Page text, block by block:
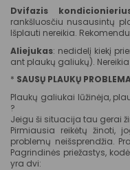
Dvifazis
rankšluosčiu nusausintų
Išplauti nereikia.
Aliejukas: nedidelį kiekį
ant plaukų galiukų).
* SAUSŲ PLAUKŲ
Plaukų galiukai lūžinėja,
?
Jeigu ši situacija tau gerai
Pirmiausia reikėtų žinoti,
problemų neišsprendžia.
Pagrindinės priežastys,
yra dvi: